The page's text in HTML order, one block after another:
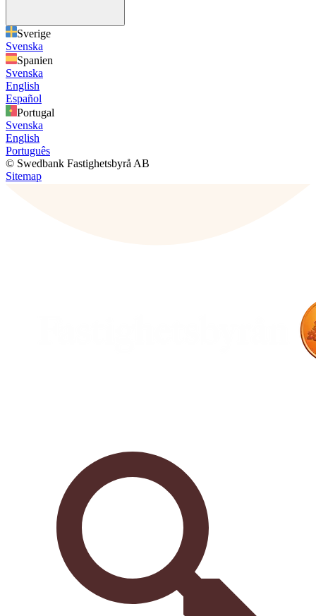
Sverige
Svenska
Spanien
Svenska
English
Español
Portugal
Svenska
English
Português
© Swedbank Fastighetsbyrå AB
Sitemap